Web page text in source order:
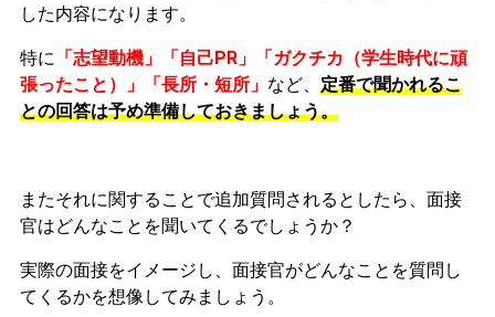
した内容になります。
特に 「志望動機」「自己PR」「ガクチカ（学生時代に頑
張ったこと）」「長所・短所」 など、 定番で聞かれるこ
との回答は予め準備しておきましょう。
またそれに関することで追加質問されるとしたら、面接
官はどんなことを聞いてくるでしょうか？
実際の面接をイメージし、面接官がどんなことを質問し
てくるかを想像してみましょう。